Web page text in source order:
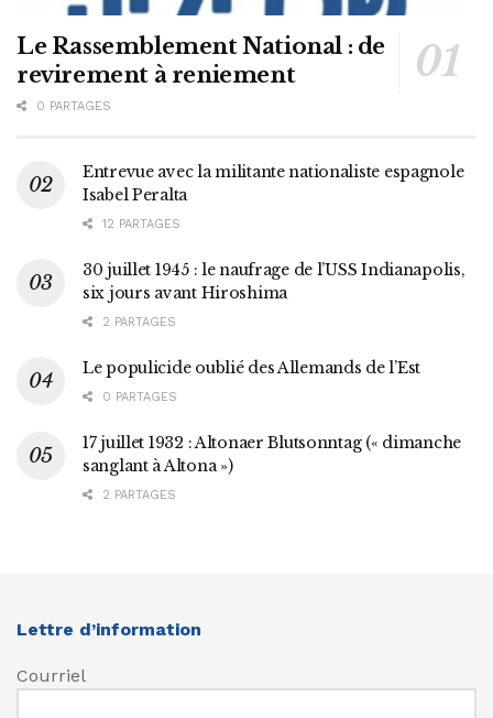
Le Rassemblement National : de
revirement à reniement
0 PARTAGES
Entrevue avec la militante nationaliste espagnole
Isabel Peralta
12 PARTAGES
30 juillet 1945 : le naufrage de l’USS Indianapolis,
six jours avant Hiroshima
2 PARTAGES
Le populicide oublié des Allemands de l’Est
0 PARTAGES
17 juillet 1932 : Altonaer Blutsonntag (« dimanche
sanglant à Altona »)
2 PARTAGES
Lettre d’information
Courriel